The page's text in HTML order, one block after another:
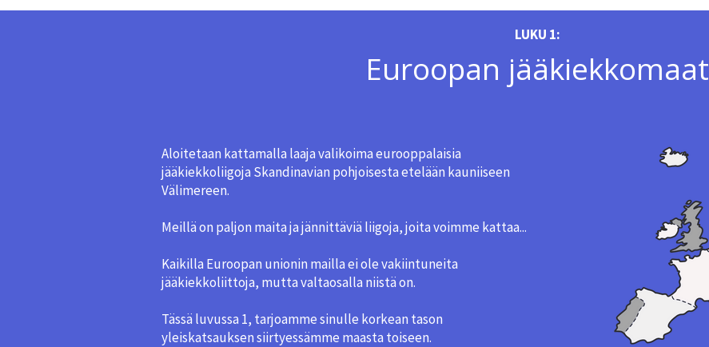
LUKU 1:
Euroopan jääkiekkomaat
Aloitetaan kattamalla laaja valikoima eurooppalaisia
jääkiekkoliigoja Skandinavian pohjoisesta etelään kauniiseen
Välimereen.
Meillä on paljon maita ja jännittäviä liigoja, joita voimme kattaa...
Kaikilla Euroopan unionin mailla ei ole vakiintuneita
jääkiekkoliittoja, mutta valtaosalla niistä on.
Tässä luvussa 1, tarjoamme sinulle korkean tason
yleiskatsauksen siirtyessämme maasta toiseen.